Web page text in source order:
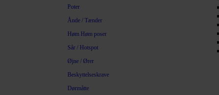
Poter
Ånde / Tænder
Høm Høm poser
Sår / Hotspot
Øjne / Ører
Beskyttelseskrave
Dørmåtte